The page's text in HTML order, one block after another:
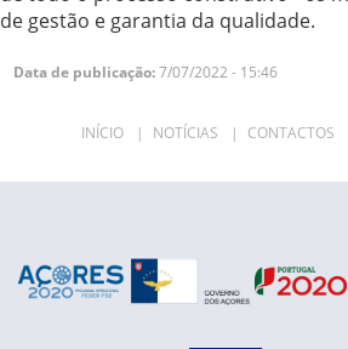
de gestão e garantia da qualidade.
Data de publicação:7/07/2022 - 15:46
INÍCIO | NOTÍCIAS | CONTACTOS